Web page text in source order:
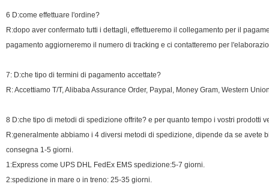
6 D:come effettuare l'ordine?
R:dopo aver confermato tutti i dettagli, effettueremo il collegamento per il
pagamento aggiorneremo il numero di tracking e ci contatteremo per
7: D:che tipo di termini di pagamento accettate?
R: Accettiamo T/T, Alibaba Assurance Order, Paypal, Money Gram, Western
8 D:che tipo di metodi di spedizione offrite? e per quanto tempo i vostri prodotti
R:generalmente abbiamo i 4 diversi metodi di spedizione, dipende da se avete
consegna 1-5 giorni.
1:Express come UPS DHL FedEx EMS spedizione:5-7 giorni.
2:spedizione in mare o in treno: 25-35 giorni.